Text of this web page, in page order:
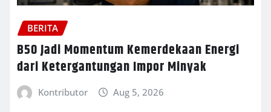
BERITA
B50 Jadi Momentum Kemerdekaan Energi
dari Ketergantungan Impor Minyak
Kontributor Aug 5, 2026